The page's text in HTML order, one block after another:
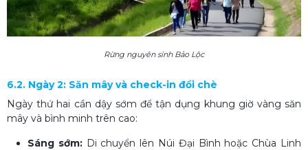
Rừng nguyên sinh Bảo Lộc
6.2. Ngày 2: Săn mây và check-in đồi chè
Ngày thứ hai cần dậy sớm để tận dụng khung giờ vàng săn
mây và bình minh trên cao:
Sáng sớm: Di chuyển lên Núi Đại Bình hoặc Chùa Linh